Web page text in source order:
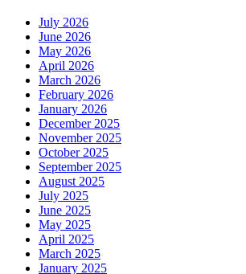
July 2026
June 2026
May 2026
April 2026
March 2026
February 2026
January 2026
December 2025
November 2025
October 2025
September 2025
August 2025
July 2025
June 2025
May 2025
April 2025
March 2025
January 2025